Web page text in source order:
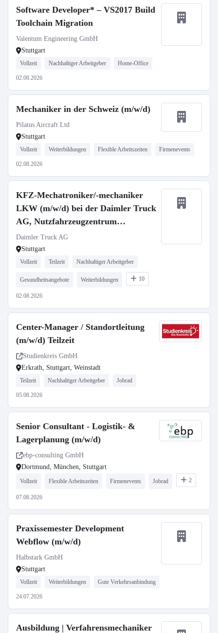
Software Developer* – VS2017 Build
Toolchain Migration
Valentum Engineering GmbH
Stuttgart
Vollzeit Nachhaltiger Arbeitgeber Home-Office
02.08.2026
Mechaniker in der Schweiz (m/w/d)
Pilatus Aircraft Ltd
Stuttgart
Vollzeit Weiterbildungen Flexible Arbeitszeiten Firmenevents
02.08.2026
KFZ-Mechatroniker/-mechaniker
LKW (m/w/d) bei der Daimler Truck
AG, Nutzfahrzeugzentrum
Mercedes-Benz Stuttgart
Daimler Truck AG
Stuttgart
Vollzeit Teilzeit Nachhaltiger Arbeitgeber
Gesundheitsangebote Weiterbildungen 10
02.08.2026
Center-Manager / Standortleitung
(m/w/d) Teilzeit
Studienkreis GmbH
Erkrath, Stuttgart, Weinstadt
Teilzeit Nachhaltiger Arbeitgeber Jobrad
05.08.2026
Senior Consultant - Logistik- &
Lagerplanung (m/w/d)
ebp-consulting GmbH
Dortmund, München, Stuttgart
Vollzeit Flexible Arbeitszeiten Firmenevents Jobrad 2
07.08.2026
Praxissemester Development
Webflow (m/w/d)
Halbstark GmbH
Stuttgart
Vollzeit Weiterbildungen Gute Verkehrsanbindung
24.07.2026
Ausbildung | Verfahrensmechaniker